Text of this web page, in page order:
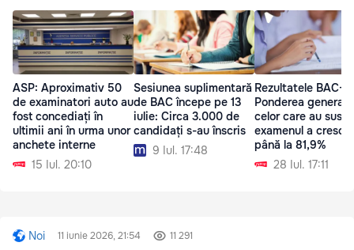
ASP: Aproximativ 50
de examinatori auto au
fost concediați în
ultimii ani în urma unor
anchete interne
15 Iul. 20:10
Sesiunea suplimentară
de BAC începe pe 13
iulie: Circa 3.000 de
candidați s-au înscris
9 Iul. 17:48
Rezultatele BAC-
Ponderea
celor care au
examenul a crescut
până la 81,9%
28 Iul. 17:11
Noi 11 iunie 2026, 21:54 11 291